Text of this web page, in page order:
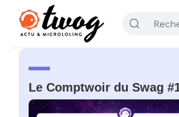
Le Comptwoir du Swag